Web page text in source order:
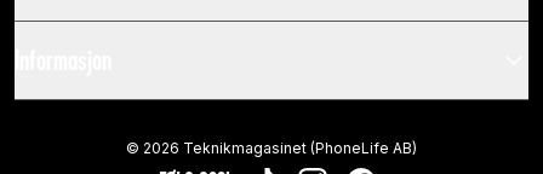
© 2026 Teknikmagasinet (PhoneLife AB)